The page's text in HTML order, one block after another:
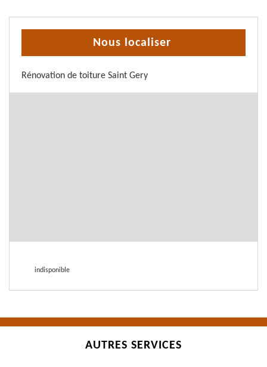
Nous localiser
Rénovation de toiture Saint Gery
indisponible
AUTRES SERVICES